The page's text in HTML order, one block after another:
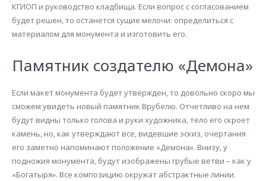
КГИОП и руководство кладбища. Если вопрос с согласованием
будет решен, то останется сущие мелочи: определиться с
материалом для монумента и изготовить его.
Памятник создателю «Демона»
Если макет монумента будет утвержден, то довольно скоро мы
сможем увидеть новый памятник Врубелю. Отчетливо на нем
будут видны только голова и руки художника, тело его скроет
камень, но, как утверждают все, видевшие эскиз, очертания
его заметно напоминают положение «Демона». Внизу, у
подножия монумента, будут изображены грубые ветви – как у
«Богатыря». Все композицию окружат абстрактные линии.